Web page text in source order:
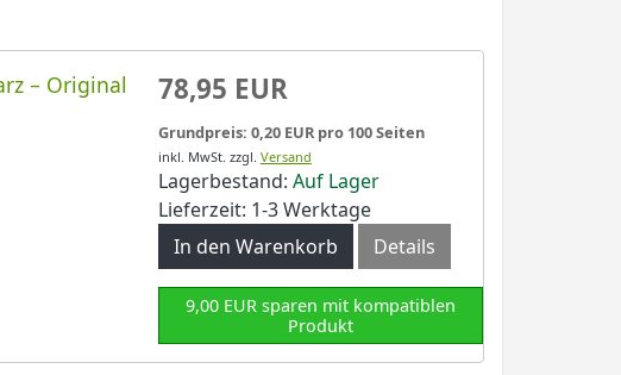
– Original 78,95 EUR
Grundpreis: 0,20 EUR pro 100 Seiten
inkl. MwSt. zzgl. Versand
Lagerbestand: Auf Lager
Lieferzeit: 1-3 Werktage
In den Warenkorb
Details
9,00 EUR sparen mit kompatiblen
Produkt